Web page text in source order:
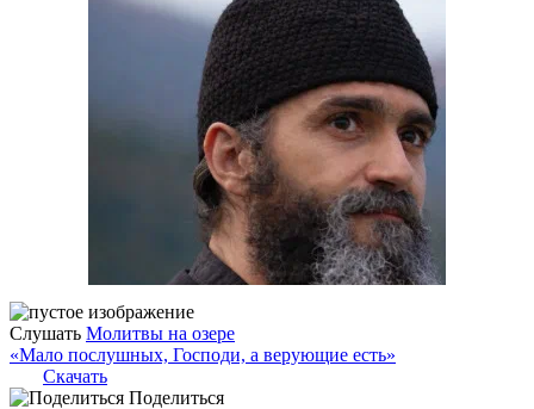
Слушать Молитвы на озере
«Мало послушных, Господи, а верующие есть»
Скачать
Поделиться